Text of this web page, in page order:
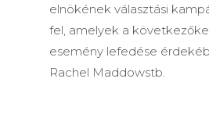
elnökének választási
fel, amelyek a
esemény lefedése
Rachel Maddowstb.